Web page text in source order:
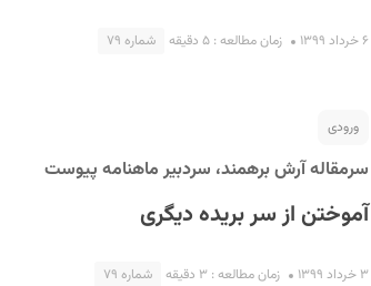
۶ خرداد ۱۳۹۹ زمان مطالعه : ۵ دقیقه شماره ۷۹
ورودی
سرمقاله آرش برهمند، سردبیر ماهنامه پیوست
آموختن از سر بریده دیگری
۳ خرداد ۱۳۹۹ زمان مطالعه : ۳ دقیقه شماره ۷۹